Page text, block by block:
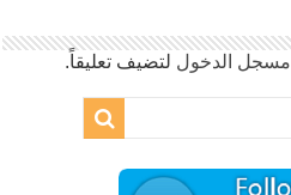
مسجل الدخول لتضيف تعليقاً.